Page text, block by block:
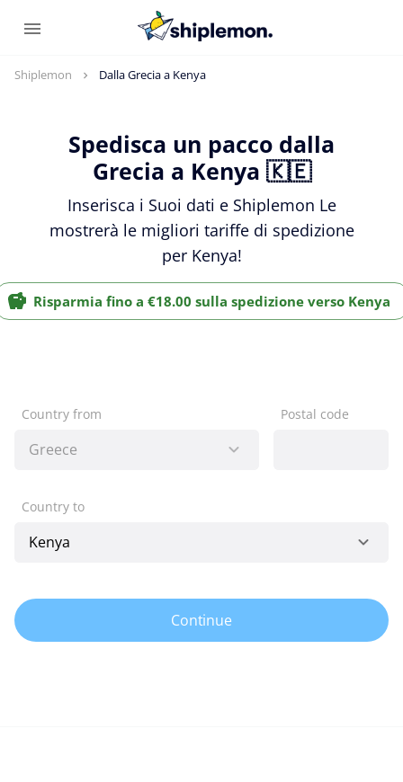
Shiplemon Dalla Grecia a Kenya
Spedisca un pacco dalla
Grecia a Kenya 🇰🇪
Inserisca i Suoi dati e Shiplemon Le
mostrerà le migliori tariffe di spedizione
per Kenya!
Risparmia fino a €18.00 sulla spedizione verso Kenya
Country from Postal code
Country to
Continue